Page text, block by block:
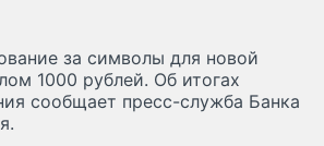
за символы для новой
1000 рублей. Об итогах
сообщает пресс-служба Банка